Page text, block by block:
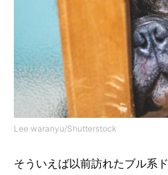
Lee waranyu/Shutterstock
そういえば以前訪れたブル系